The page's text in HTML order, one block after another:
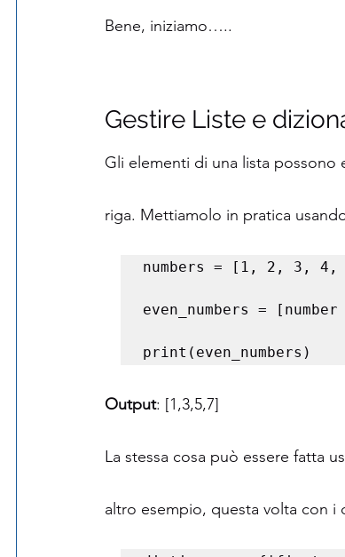
Bene, iniziamo…..
Gestire Liste e
Gli elementi di una lista possono
riga. Mettiamolo in pratica
numbers = [1, 2, 3,
even_numbers =
print(even_numbers)
Output: [1,3,5,7]
La stessa cosa può essere fatta
altro esempio, questa volta con i